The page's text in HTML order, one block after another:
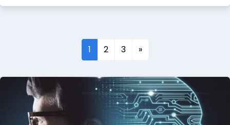
1 2 3 »